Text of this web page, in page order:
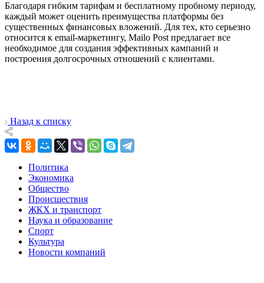
Благодаря гибким тарифам и бесплатному пробному периоду,
каждый может оценить преимущества платформы без
существенных финансовых вложений. Для тех, кто серьезно
относится к email-маркетингу, Mailo Post предлагает все
необходимое для создания эффективных кампаний и
построения долгосрочных отношений с клиентами.
Назад к списку
Политика
Экономика
Общество
Происшествия
ЖКХ и транспорт
Наука и образование
Спорт
Культура
Новости компаний